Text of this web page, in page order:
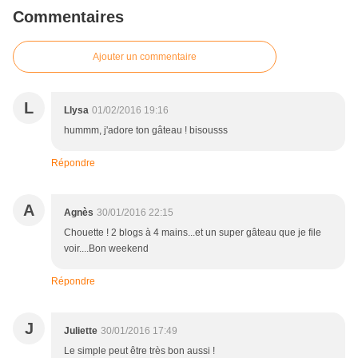
Commentaires
Ajouter un commentaire
L Llysa 01/02/2016 19:16
hummm, j'adore ton gâteau ! bisousss
Répondre
A Agnès 30/01/2016 22:15
Chouette ! 2 blogs à 4 mains...et un super gâteau que je file
voir....Bon weekend
Répondre
J Juliette 30/01/2016 17:49
Le simple peut être très bon aussi !